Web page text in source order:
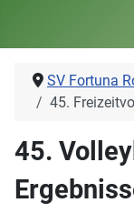
SV Fortuna
45.
45.